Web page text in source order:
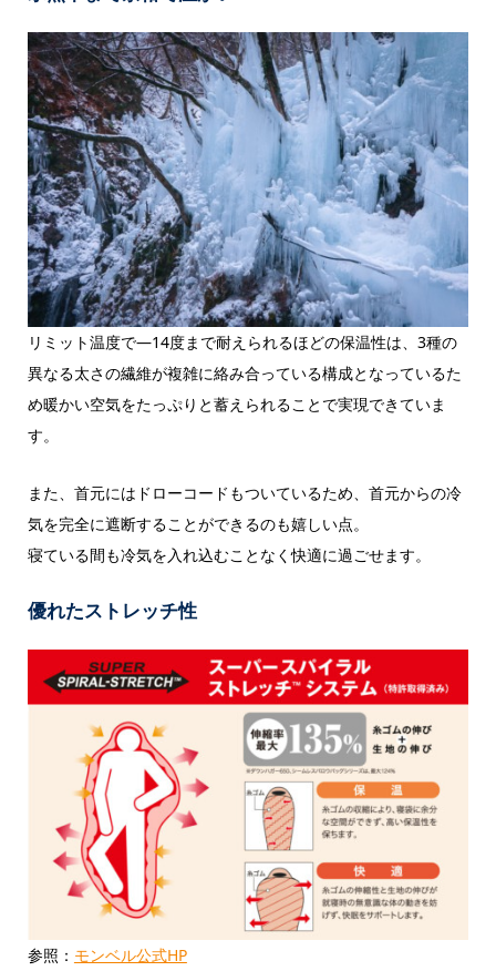
リミット温度で―14度まで耐えられるほどの保温性は、3種の
異なる太さの繊維が複雑に絡み合っている構成となっているた
め暖かい空気をたっぷりと蓄えられることで実現できていま
す。
また、首元にはドローコードもついているため、首元からの冷
気を完全に遮断することができるのも嬉しい点。
寝ている間も冷気を入れ込むことなく快適に過ごせます。
優れたストレッチ性
参照： モンベル公式HP